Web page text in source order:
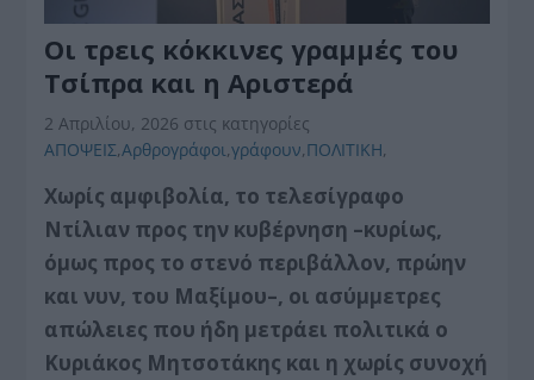
Οι τρεις κόκκινες γραμμές του
Τσίπρα και η Αριστερά
2 Απριλίου, 2026 στις κατηγορίες
ΑΠΟΨΕΙΣ,Αρθρογράφοι,γράφουν,ΠΟΛΙΤΙΚΗ,
Xωρίς αμφιβολία, το τελεσίγραφο
Ντίλιαν προς την κυβέρνηση –κυρίως,
όμως προς το στενό περιβάλλον, πρώην
και νυν, του Μαξίμου–, οι ασύμμετρες
απώλειες που ήδη μετράει πολιτικά ο
Κυριάκος Μητσοτάκης και η χωρίς συνοχή